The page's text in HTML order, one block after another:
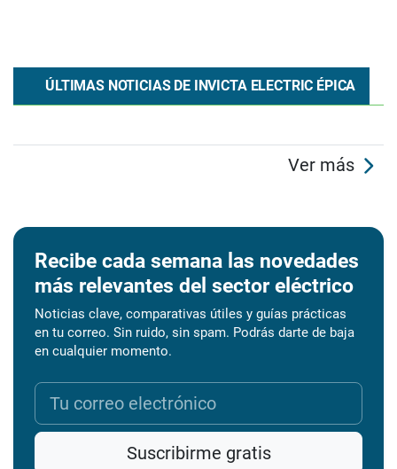
ÚLTIMAS NOTICIAS DE INVICTA ELECTRIC ÉPICA
Ver más
Recibe cada semana las novedades
más relevantes del sector eléctrico
Noticias clave, comparativas útiles y guías prácticas
en tu correo. Sin ruido, sin spam. Podrás darte de baja
en cualquier momento.
Suscribirme gratis